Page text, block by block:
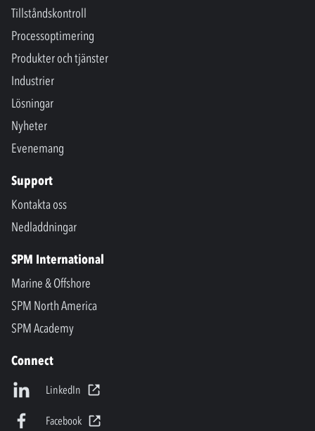
Tillståndskontroll
Processoptimering
Produkter och tjänster
Industrier
Lösningar
Nyheter
Evenemang
Support
Kontakta oss
Nedladdningar
SPM International
Marine & Offshore
SPM North America
SPM Academy
Connect
LinkedIn
Facebook